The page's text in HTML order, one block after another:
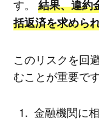
す。 結果、違約
括返済を求めら
このリスクを回
むことが重要です
金融機関に